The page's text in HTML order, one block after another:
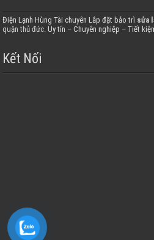
Điện Lạnh Hùng Tài chuyên Lắp đặt bảo trì sửa
quận thủ đức. Uy tín – Chuyên nghiệp – Tiết
Kết Nối